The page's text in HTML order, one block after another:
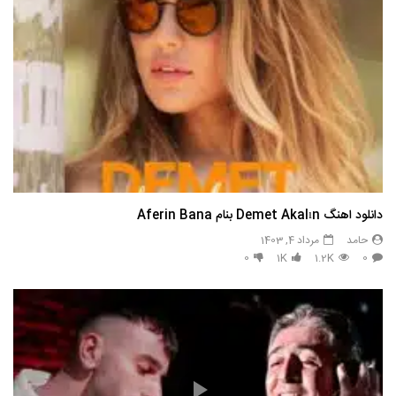
دانلود اهنگ Demet Akalın بنام Aferin Bana
حامد
مرداد 4, 1403
0
1.2K
1K
0